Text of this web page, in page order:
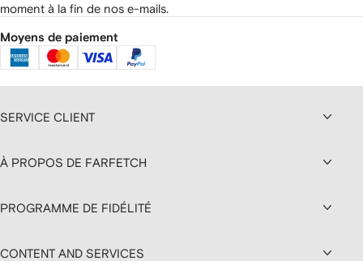
moment à la fin de nos e-mails.
Moyens de paiement
SERVICE CLIENT
À PROPOS DE FARFETCH
PROGRAMME DE FIDÉLITÉ
CONTENT AND SERVICES